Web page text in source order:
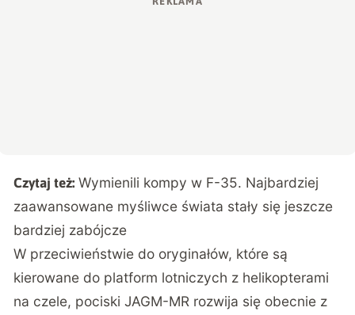
Czytaj też: Wymienili kompy w F-35. Najbardziej
zaawansowane myśliwce świata stały się jeszcze
bardziej zabójcze
W przeciwieństwie do oryginałów, które są
kierowane do platform lotniczych z helikopterami
na czele, pociski JAGM-MR rozwija się obecnie z